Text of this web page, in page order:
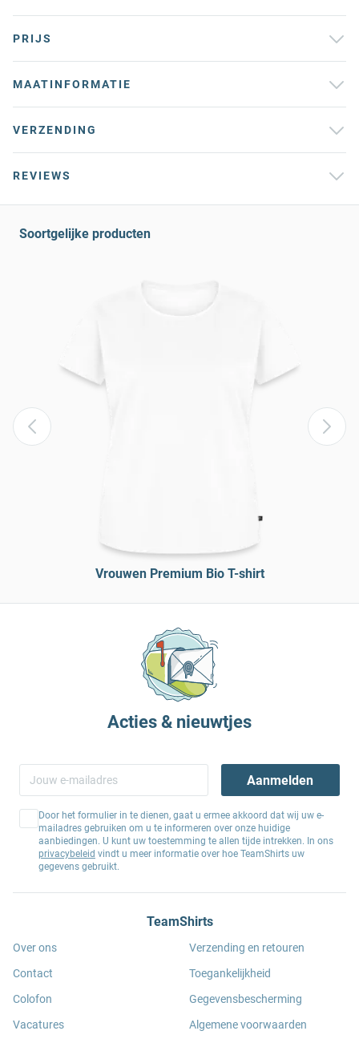
PRIJS
MAATINFORMATIE
VERZENDING
REVIEWS
Soortgelijke producten
Vrouwen Premium Bio T-shirt
Acties & nieuwtjes
Aanmelden
Door het formulier in te dienen, gaat u ermee akkoord dat wij uw e-
mailadres gebruiken om u te informeren over onze huidige
aanbiedingen. U kunt uw toestemming te allen tijde intrekken. In ons
privacybeleid vindt u meer informatie over hoe TeamShirts uw
gegevens gebruikt.
TeamShirts
Over ons
Contact
Colofon
Vacatures
Verzending en retouren
Toegankelijkheid
Gegevensbescherming
Algemene voorwaarden